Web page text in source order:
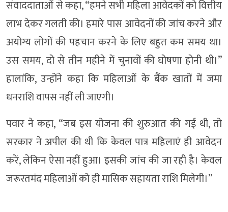
संवाददाताओं से कहा, “हमने सभी महिला आवेदकों को वित्तीय
लाभ देकर गलती की। हमारे पास आवेदनों की जांच करने और
अयोग्य लोगों की पहचान करने के लिए बहुत कम समय था।
उस समय, दो से तीन महीने में चुनावों की घोषणा होनी थी।”
हालांकि, उन्होंने कहा कि महिलाओं के बैंक खातों में जमा
धनराशि वापस नहीं ली जाएगी।
पवार ने कहा, “जब इस योजना की शुरुआत की गई थी, तो
सरकार ने अपील की थी कि केवल पात्र महिलाएं ही आवेदन
करें, लेकिन ऐसा नहीं हुआ। इसकी जांच की जा रही है। केवल
जरूरतमंद महिलाओं को ही मासिक सहायता राशि मिलेगी।”